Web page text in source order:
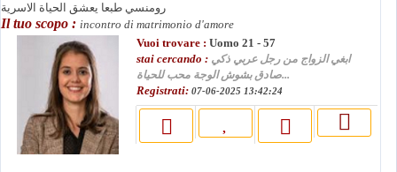
رومنسي طبعا يعشق الحياة الاسرية
Il tuo scopo : incontro di matrimonio d'amore
Vuoi trovare : Uomo 21 - 57
stai cercando : ابغي الزواج من رجل عربي ذكي
صادق بشوش الوجة محب للحياة...
Registrati: 07-06-2025 13:42:24